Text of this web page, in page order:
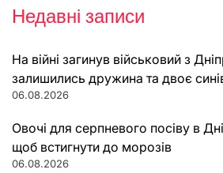
Недавні записи
На війні загинув військовий з
залишились дружина та двоє
06.08.2026
Овочі для серпневого посіву в
щоб встигнути до морозів
06.08.2026